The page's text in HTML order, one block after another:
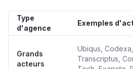
Type
d'agence
Exemples
Grands
acteurs
Ubiqus,
Transcriptus,